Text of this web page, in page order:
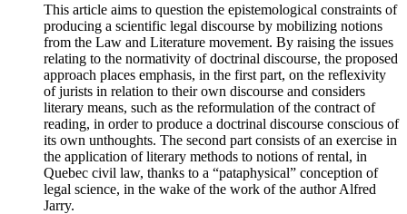
This article aims to question the epistemological constraints of
producing a scientific legal discourse by mobilizing notions
from the Law and Literature movement. By raising the issues
relating to the normativity of doctrinal discourse, the proposed
approach places emphasis, in the first part, on the reflexivity
of jurists in relation to their own discourse and considers
literary means, such as the reformulation of the contract of
reading, in order to produce a doctrinal discourse conscious of
its own unthoughts. The second part consists of an exercise in
the application of literary methods to notions of rental, in
Quebec civil law, thanks to a “pataphysical” conception of
legal science, in the wake of the work of the author Alfred
Jarry.